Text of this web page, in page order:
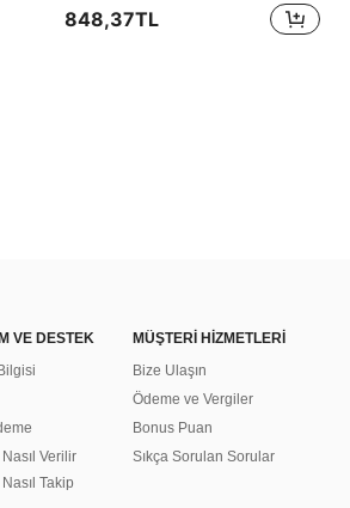
848,37TL
VE DESTEK
Verilir
Takip
MÜŞTERİ HİZMETLERİ
Bize Ulaşın
Ödeme ve Vergiler
Bonus Puan
Sıkça Sorulan Sorular